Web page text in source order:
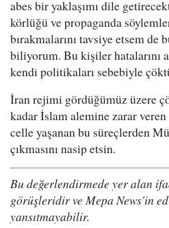
abes bir yaklaşımı dile
körlüğü ve propaganda
bırakmalarını tavsiye etsem de
biliyorum. Bu kişiler hatalarını
kendi politikaları sebebiyle
İran rejimi gördüğümüz üzere
kadar İslam alemine zarar
celle yaşanan bu süreçlerden
çıkmasını nasip etsin.
Bu değerlendirmede yer alan
görüşleridir ve Mepa News'in
yansıtmayabilir.